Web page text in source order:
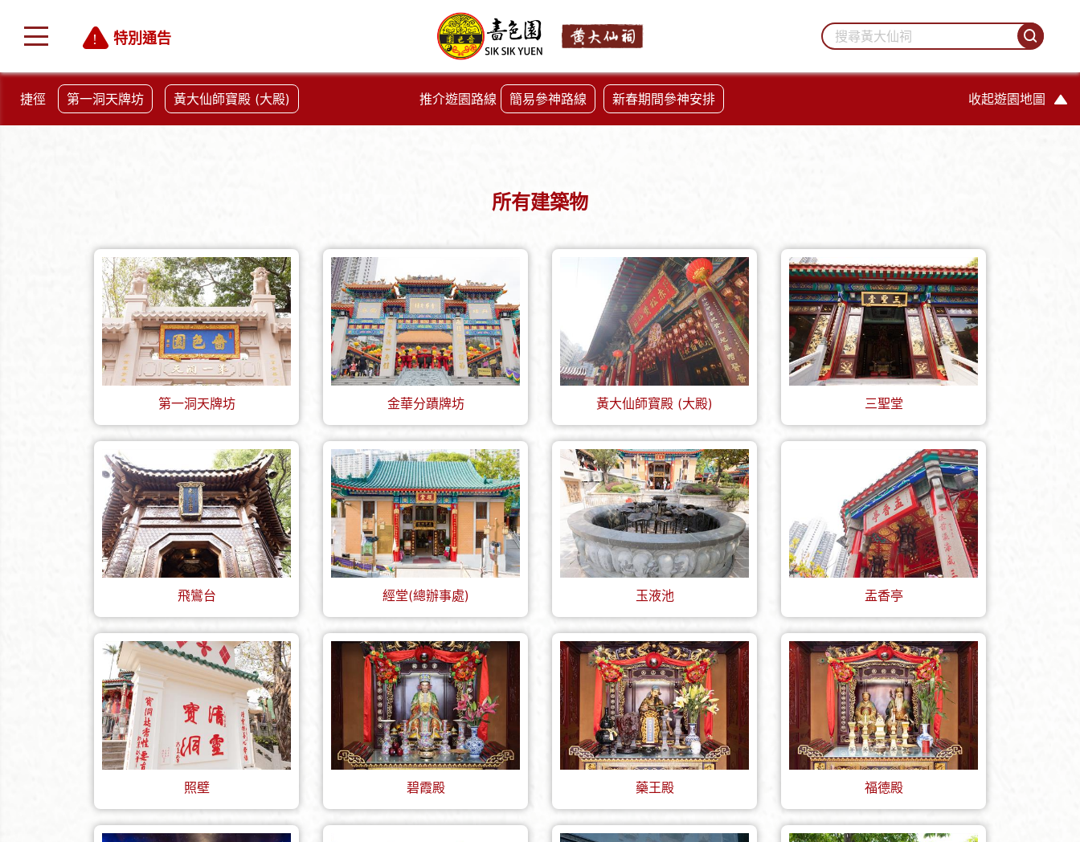
特別通告
捷徑 第一洞天牌坊 黃大仙師寶殿 (大殿) 推介遊園路線 簡易參神路線 新春期間參神安排 收起遊園地圖
所有建築物
第一洞天牌坊 金華分蹟牌坊 黃大仙師寶殿 (大殿) 三聖堂
飛鸞台 經堂(總辦事處) 玉液池 盂香亭
照壁 碧霞殿 藥王殿 福德殿